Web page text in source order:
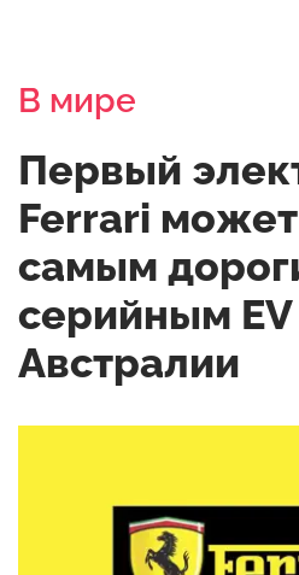
В мире
Первый
Ferrari может
самым
серийным EV
Австралии